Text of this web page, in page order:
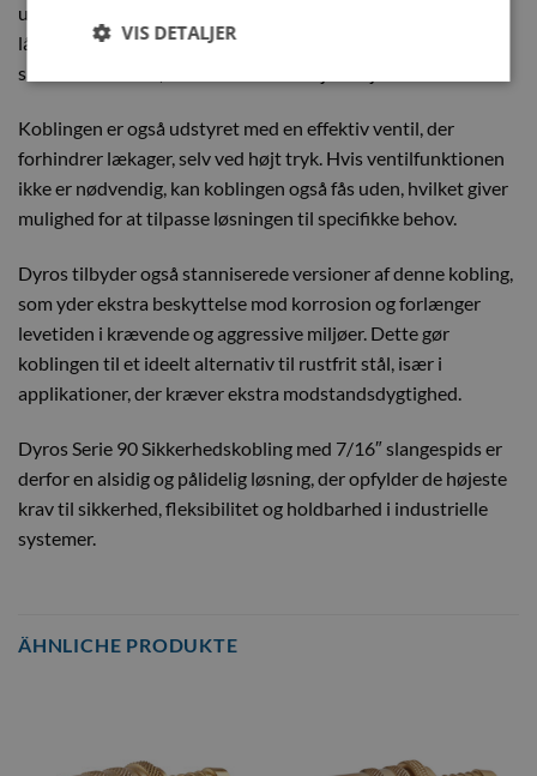
udløsning. Ved at dreje låseringen op mod kappen aktiveres
låsesystemet, hvilket sikrer, at koblingen forbliver stabil og
sikker under drift, selv i hektiske arbejdsmiljøer.
Koblingen er også udstyret med en effektiv ventil, der
forhindrer lækager, selv ved højt tryk. Hvis ventilfunktionen
ikke er nødvendig, kan koblingen også fås uden, hvilket giver
mulighed for at tilpasse løsningen til specifikke behov.
Dyros tilbyder også stanniserede versioner af denne kobling,
som yder ekstra beskyttelse mod korrosion og forlænger
levetiden i krævende og aggressive miljøer. Dette gør
koblingen til et ideelt alternativ til rustfrit stål, især i
applikationer, der kræver ekstra modstandsdygtighed.
Dyros Serie 90 Sikkerhedskobling med 7/16″ slangespids er
derfor en alsidig og pålidelig løsning, der opfylder de højeste
krav til sikkerhed, fleksibilitet og holdbarhed i industrielle
systemer.
ÄHNLICHE PRODUKTE
VIS DETALJER